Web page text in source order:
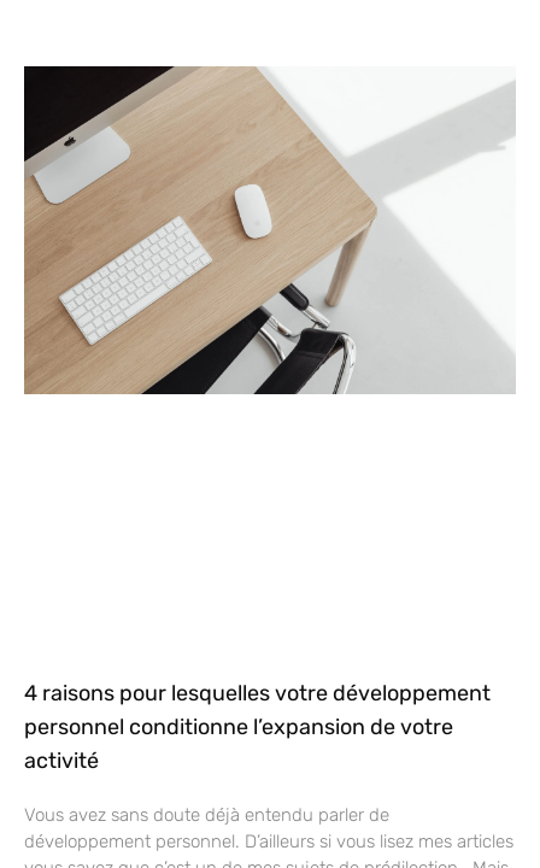
4 raisons pour lesquelles votre développement
personnel conditionne l’expansion de votre
activité
Vous avez sans doute déjà entendu parler de
développement personnel. D’ailleurs si vous lisez mes articles